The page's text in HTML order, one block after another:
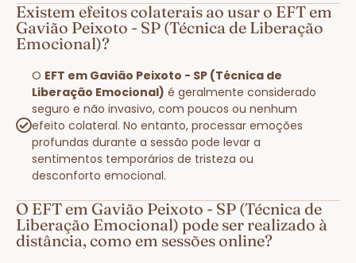
Existem efeitos colaterais ao usar o EFT em
Gavião Peixoto - SP (Técnica de Liberação
Emocional)?
O EFT em Gavião Peixoto - SP (Técnica de
Liberação Emocional) é geralmente considerado
seguro e não invasivo, com poucos ou nenhum
efeito colateral. No entanto, processar emoções
profundas durante a sessão pode levar a
sentimentos temporários de tristeza ou
desconforto emocional.
O EFT em Gavião Peixoto - SP (Técnica de
Liberação Emocional) pode ser realizado à
distância, como em sessões online?